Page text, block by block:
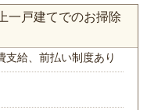
一戸建てでのお掃除
支給、前払い制度あり